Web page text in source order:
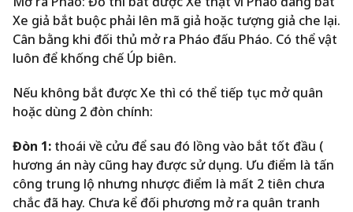
Xe giả bắt buộc phải lên mã giả hoặc tượng giả che lại.
Cân bằng khi đối thủ mở ra Pháo đấu Pháo. Có thể vật
luôn để khống chế Úp biên.
Nếu không bắt được Xe thì có thể tiếp tục mở quân
hoặc dùng 2 đòn chính:
Đòn 1: thoái về cửu để sau đó lồng vào bắt tốt đầu (
hương án này cũng hay được sử dụng. Ưu điểm là tấn
công trung lộ nhưng nhược điểm là mất 2 tiên chưa
chắc đã hay. Chưa kể đối phương mở ra quân tranh